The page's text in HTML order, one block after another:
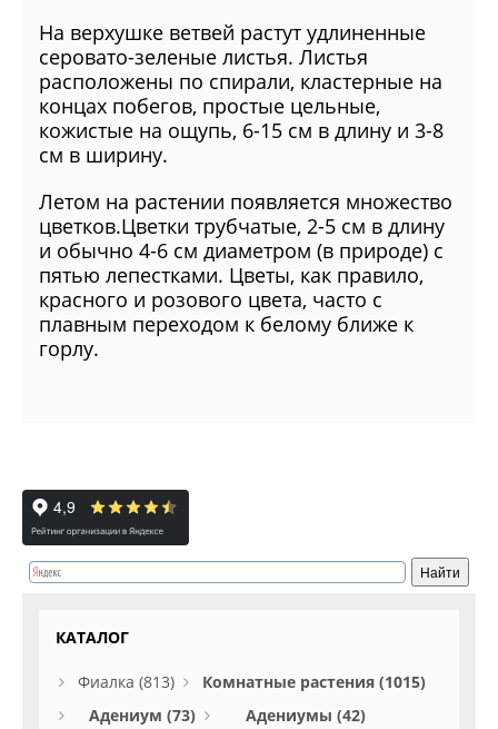
На верхушке ветвей растут удлиненные
серовато-зеленые листья. Листья
расположены по спирали, кластерные на
концах побегов, простые цельные,
кожистые на ощупь, 6-15 см в длину и 3-8
см в ширину.
Летом на растении появляется множество
цветков.Цветки трубчатые, 2-5 см в длину
и обычно 4-6 см диаметром (в природе) с
пятью лепестками. Цветы, как правило,
красного и розового цвета, часто с
плавным переходом к белому ближе к
горлу.
КАТАЛОГ
Фиалка (813)
Комнатные растения (1015)
Адениум (73)
Адениумы (42)